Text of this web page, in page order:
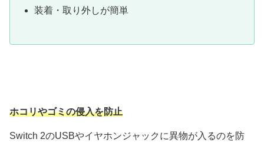
装着・取り外しが簡単
ホコリやゴミの侵入を防止
Switch 2のUSBやイヤホンジャックに異物が入るのを防